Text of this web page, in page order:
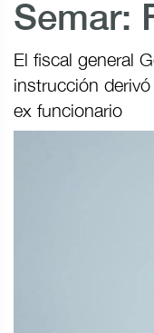
Semar:
El fiscal general
instrucción
ex funcionario